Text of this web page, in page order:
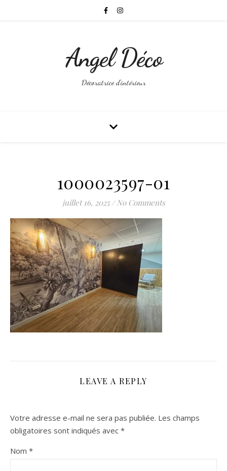
Angel Déco
Décoratrice d'intérieur
1000023597-01
juillet 16, 2025 / No Comments
LEAVE A REPLY
Votre adresse e-mail ne sera pas publiée. Les champs
obligatoires sont indiqués avec *
Nom *